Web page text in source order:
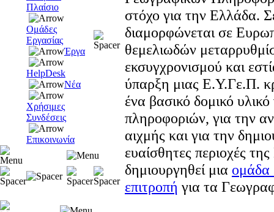
Πλαίσιο
Ομάδες
Εργασίας
Έργα
HelpDesk
Νέα
Χρήσιμες
Συνδέσεις
Επικοινωνία
στόχο για την Ελλάδα.
διαμορφώνεται σε
θεμελιωδών
εκσυγχρονισμού και
ύπαρξη μιας Ε.Υ.Γε.Π.
ένα βασικό δομικό
πληροφοριών, για την
αιχμής και για την
ευαίσθητες περιοχές
δημιουργηθεί μια ομάδα
επιτροπή για τα